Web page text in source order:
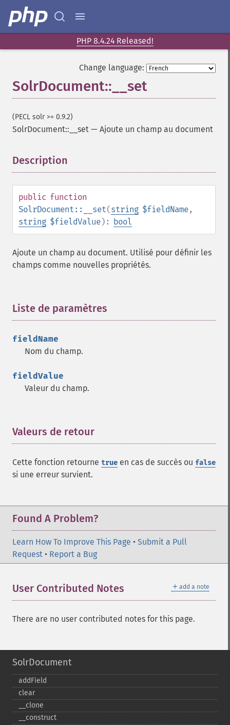
PHP 8.4.24 Released!
Change language:
SolrDocument::__set
(PECL solr >= 0.9.2)
SolrDocument::__set — Ajoute un champ au document
Description
public function
SolrDocument::__set(string $fieldName,
string $fieldValue): bool
Ajoute un champ au document. Utilisé pour définir les
champs comme nouvelles propriétés.
Liste de paramètres
fieldName
Nom du champ.
fieldValue
Valeur du champ.
Valeurs de retour
Cette fonction retourne true en cas de succès ou false
si une erreur survient.
Found A Problem?
Learn How To Improve This Page • Submit a Pull
Request • Report a Bug
＋ add a note
User Contributed Notes
There are no user contributed notes for this page.
SolrDocument
addField
clear
_​_​clone
_​_​construct